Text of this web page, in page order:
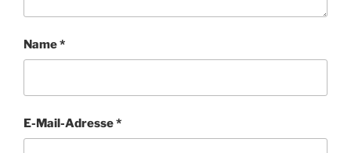
Name*
E-Mail-Adresse*